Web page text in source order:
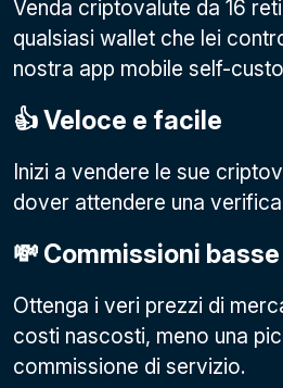
Venda criptovalute da 16
qualsiasi wallet che lei
nostra app mobile self-
👍 Veloce e facile
Inizi a vendere le sue
dover attendere una
💸 Commissioni basse
Ottenga i veri prezzi di
costi nascosti, meno una
commissione di servizio.